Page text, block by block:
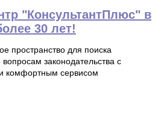
"КонсультантПлюс" в
30 лет!
пространство для поиска
законодательства с
комфортным сервисом